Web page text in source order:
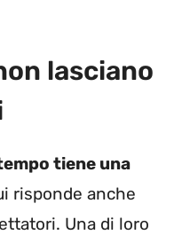
lasciano
tiene una
risponde anche
Una di loro